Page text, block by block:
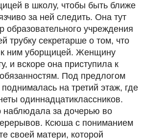
в школу, чтобы быть ближе
за ней следить. Она тут
образовательного учреждения
трубку секретарше о том, что
к ним уборщицей. Женщину
и вскоре она приступила к
Под предлогом
на третий этаж, где
одиннадцатиклассников.
наблюдала за дочерью во
Ксюша с пониманием
своей матери, которой